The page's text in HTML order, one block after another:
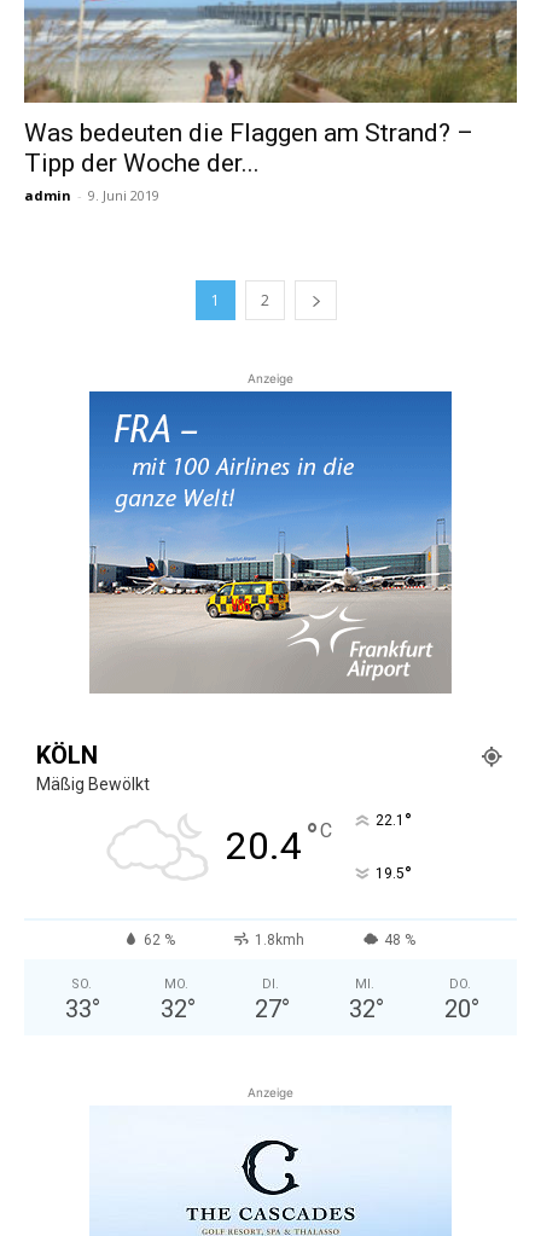
Was bedeuten die Flaggen am Strand? –
Tipp der Woche der...
admin - 9. Juni 2019
1 2
Anzeige
KÖLN
Mäßig Bewölkt
20.4°C 22.1 °
19.5°
62 % 1.8kmh 48 %
SO.
33°
MO.
32°
DI.
27°
MI.
32°
DO.
20°
Anzeige